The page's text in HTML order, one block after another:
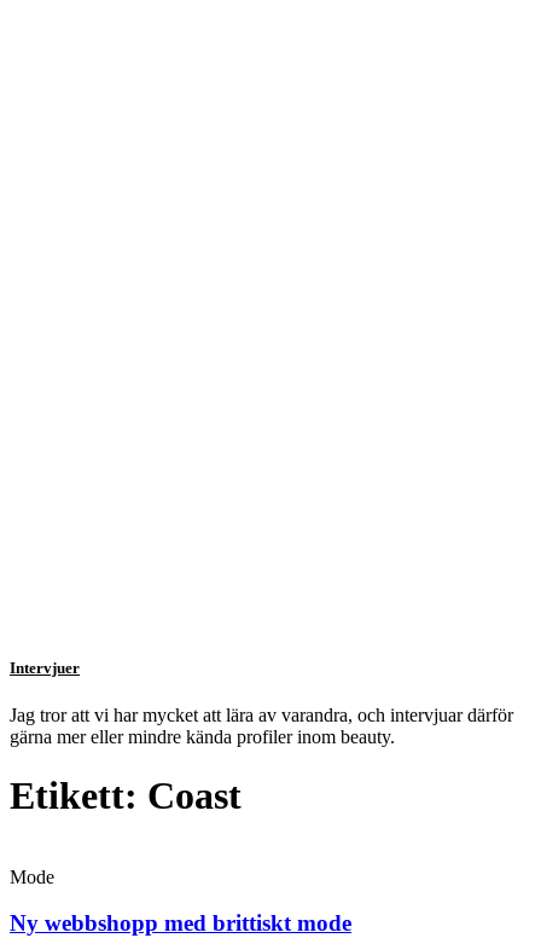
Intervjuer
Jag tror att vi har mycket att lära av varandra, och intervjuar därför
gärna mer eller mindre kända profiler inom beauty.
Etikett: Coast
Mode
Ny webbshopp med brittiskt mode